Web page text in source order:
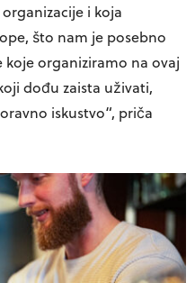
organizacije i koja
što nam je posebno
organiziramo na ovaj
dođu zaista uživati,
iskustvo“, priča